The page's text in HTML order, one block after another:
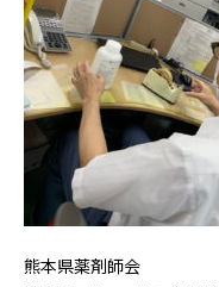
熊本県薬剤師会